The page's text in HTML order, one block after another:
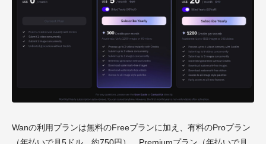
Wanの利用プランは無料のFreeプランに加え、有料のProプラン